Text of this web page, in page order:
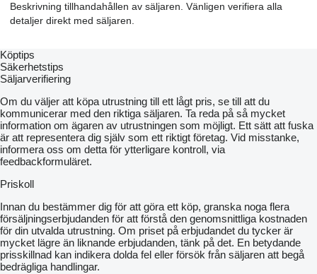
Beskrivning tillhandahållen av säljaren. Vänligen verifiera alla
detaljer direkt med säljaren.
Köptips
Säkerhetstips
Säljarverifiering
Om du väljer att köpa utrustning till ett lågt pris, se till att du
kommunicerar med den riktiga säljaren. Ta reda på så mycket
information om ägaren av utrustningen som möjligt. Ett sätt att fuska
är att representera dig själv som ett riktigt företag. Vid misstanke,
informera oss om detta för ytterligare kontroll, via
feedbackformuläret.
Priskoll
Innan du bestämmer dig för att göra ett köp, granska noga flera
försäljningserbjudanden för att förstå den genomsnittliga kostnaden
för din utvalda utrustning. Om priset på erbjudandet du tycker är
mycket lägre än liknande erbjudanden, tänk på det. En betydande
prisskillnad kan indikera dolda fel eller försök från säljaren att begå
bedrägliga handlingar.